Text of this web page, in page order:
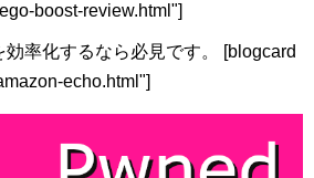
boost-review.html"]
率化するなら必見です。 [blogcard
echo.html"]